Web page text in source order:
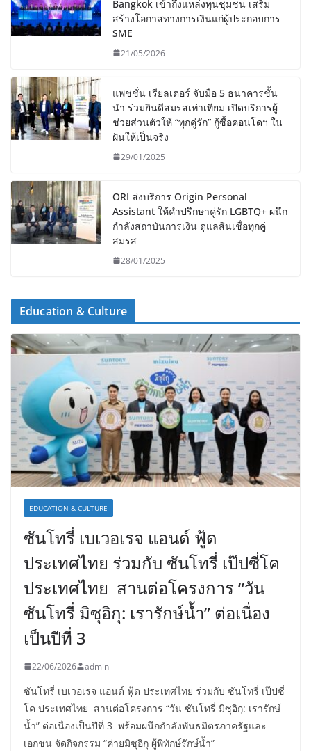
Bangkok เข้าถึงแหล่งทุนชุมชน เสริม
สร้างโอกาสทางการเงินแก่ผู้ประกอบการ
SME
21/05/2026
แพชชั่น เรียลเตอร์ จับมือ 5 ธนาคารชั้น
นำ ร่วมยินดีสมรสเท่าเทียม เปิดบริการผู้
ช่วยส่วนตัวให้ “ทุกคู่รัก” กู้ซื้อคอนโดฯ ใน
ฝันให้เป็นจริง
29/01/2025
ORI ส่งบริการ Origin Personal
Assistant ให้คำปรึกษาคู่รัก LGBTQ+ ผนึก
กำลังสถาบันการเงิน ดูแลสินเชื่อทุกคู่
สมรส
28/01/2025
Education & Culture
EDUCATION & CULTURE
ซันโทรี่ เบเวอเรจ แอนด์ ฟู้ด
ประเทศไทย ร่วมกับ ซันโทรี่ เป๊ปซี่โค
ประเทศไทย สานต่อโครงการ “วัน
ซันโทรี่ มิซุอิกุ: เรารักษ์น้ำ” ต่อเนื่อง
เป็นปีที่ 3
22/06/2026 admin
ซันโทรี่ เบเวอเรจ แอนด์ ฟู้ด ประเทศไทย ร่วมกับ ซันโทรี่ เป๊ปซี่
โค ประเทศไทย สานต่อโครงการ “วัน ซันโทรี่ มิซุอิกุ: เรารักษ์
น้ำ” ต่อเนื่องเป็นปีที่ 3 พร้อมผนึกกำลังพันธมิตรภาครัฐและ
เอกชน จัดกิจกรรม “ค่ายมิซุอิกุ ผู้พิทักษ์รักษ์น้ำ”